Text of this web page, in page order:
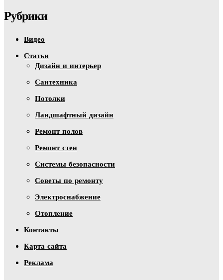
Рубрики
Видео
Статьи
Дизайн и интерьер
Сантехника
Потолки
Ландшафтный дизайн
Ремонт полов
Ремонт стен
Системы безопасности
Советы по ремонту
Электроснабжение
Отопление
Контакты
Карта сайта
Реклама